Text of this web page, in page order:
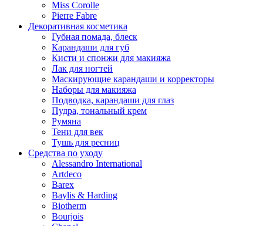
Miss Corolle
Pierre Fabre
Декоративная косметика
Губная помада, блеск
Карандаши для губ
Кисти и спонжи для макияжа
Лак для ногтей
Маскирующие карандаши и корректоры
Наборы для макияжа
Подводка, карандаши для глаз
Пудра, тональный крем
Румяна
Тени для век
Тушь для ресниц
Средства по уходу
Alessandro International
Artdeco
Barex
Baylis & Harding
Biotherm
Bourjois